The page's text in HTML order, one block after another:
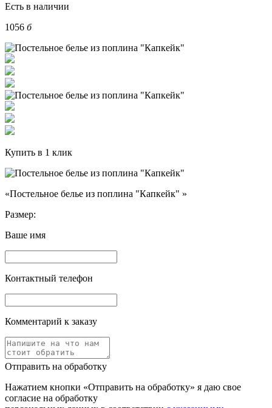
Есть в наличии
1056 б
Купить в 1 клик
«Постельное белье из поплина "Капкейк" »
Размер:
Ваше имя
Контактный телефон
Комментарий к заказу
Отправить на обработку
Нажатием кнопки «Отправить на обработку» я даю свое
согласие на обработку